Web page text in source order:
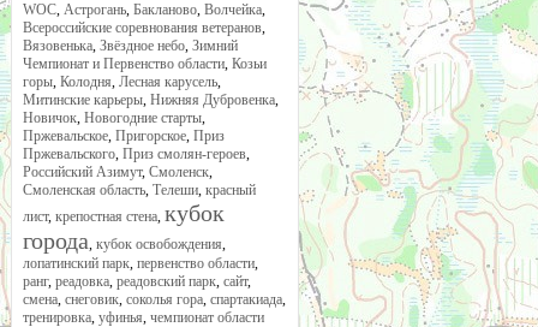
WOC, Астрогань, Бакланово, Волчейка,
Всероссийские соревнования ветеранов,
Вязовенька, Звёздное небо, Зимний
Чемпионат и Первенство области, Козьи
горы, Колодня, Лесная карусель,
Митинские карьеры, Нижняя Дубровенка,
Новичок, Новогодние старты,
Пржевальское, Пригорское, Приз
Пржевальского, Приз смолян-героев,
Российский Азимут, Смоленск,
Смоленская область, Телеши, красный
лист, крепостная стена, кубок
города, кубок освобождения,
лопатинский парк, первенство области,
ранг, реадовка, реадовский парк, сайт,
смена, снеговик, соколья гора, спартакиада,
тренировка, уфинья, чемпионат области